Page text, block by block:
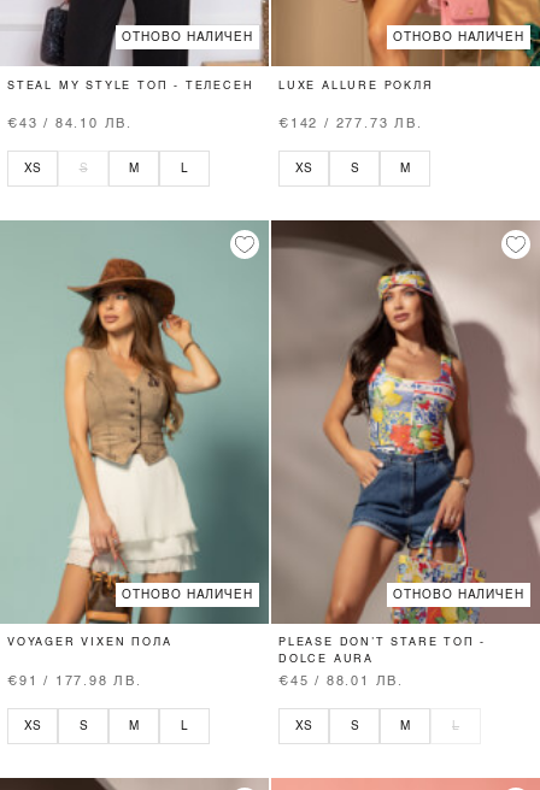
ОТНОВО НАЛИЧЕН
STEAL MY STYLE ТОП - ТЕЛЕСЕН
€43 / 84.10 ЛВ.
XS S M L
ОТНОВО НАЛИЧЕН
LUXE ALLURE РОКЛЯ
€142 / 277.73 ЛВ.
XS S M
ОТНОВО НАЛИЧЕН
VOYAGER VIXEN ПОЛА
€91 / 177.98 ЛВ.
XS S M
ОТНОВО НАЛИЧЕН
PLEASE DON’T STARE ТОП -
DOLCE AURA
€45 / 88.01 ЛВ.
XS S M L